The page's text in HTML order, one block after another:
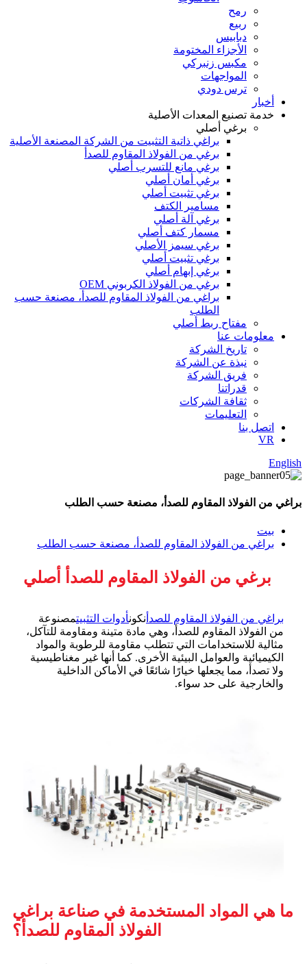
رمح
ربيع
دبابيس
الأجزاء المختومة
مكبس زنبركي
المواجهات
ترس دودي
أخبار
خدمة تصنيع المعدات الأصلية
برغي أصلي
براغي ذاتية التثبيت من الشركة المصنعة الأصلية
برغي من الفولاذ المقاوم للصدأ
برغي مانع للتسرب أصلي
برغي أمان أصلي
برغي تثبيت أصلي
مسامير الكتف
برغي آلة أصلي
مسمار كتف أصلي
برغي سيمز الأصلي
برغي تثبيت أصلي
برغي إبهام أصلي
برغي من الفولاذ الكربوني OEM
براغي من الفولاذ المقاوم للصدأ، مصنعة حسب
الطلب
مفتاح ربط أصلي
معلومات عنا
تاريخ الشركة
نبذة عن الشركة
فريق الشركة
قدراتنا
ثقافة الشركات
التعليمات
اتصل بنا
VR
English
براغي من الفولاذ المقاوم للصدأ، مصنعة حسب الطلب
بيت
براغي من الفولاذ المقاوم للصدأ، مصنعة حسب الطلب
برغي من الفولاذ المقاوم للصدأ أصلي
براغي من الفولاذ المقاوم للصدأ نكونأدوات التثبيتمصنوعة
من الفولاذ المقاوم للصدأ، وهي مادة متينة ومقاومة للتآكل،
مثالية للاستخدامات التي تتطلب مقاومة للرطوبة والمواد
الكيميائية والعوامل البيئية الأخرى. كما أنها غير مغناطيسية
ولا تصدأ، مما يجعلها خيارًا شائعًا في الأماكن الداخلية
والخارجية على حد سواء.
ما هي المواد المستخدمة في صناعة براغي
الفولاذ المقاوم للصدأ؟